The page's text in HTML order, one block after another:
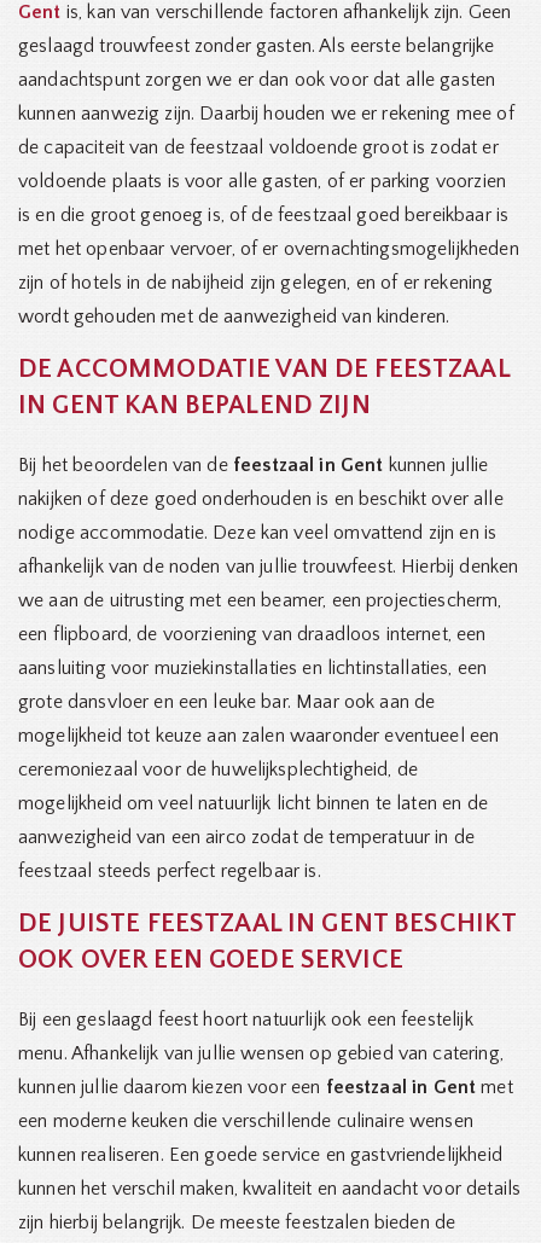
Gent is, kan van verschillende factoren afhankelijk zijn. Geen
geslaagd trouwfeest zonder gasten. Als eerste belangrijke
aandachtspunt zorgen we er dan ook voor dat alle gasten
kunnen aanwezig zijn. Daarbij houden we er rekening mee of
de capaciteit van de feestzaal voldoende groot is zodat er
voldoende plaats is voor alle gasten, of er parking voorzien
is en die groot genoeg is, of de feestzaal goed bereikbaar is
met het openbaar vervoer, of er overnachtingsmogelijkheden
zijn of hotels in de nabijheid zijn gelegen, en of er rekening
wordt gehouden met de aanwezigheid van kinderen.
DE ACCOMMODATIE VAN DE FEESTZAAL
IN GENT KAN BEPALEND ZIJN
Bij het beoordelen van de feestzaal in Gent kunnen jullie
nakijken of deze goed onderhouden is en beschikt over alle
nodige accommodatie. Deze kan veel omvattend zijn en is
afhankelijk van de noden van jullie trouwfeest. Hierbij denken
we aan de uitrusting met een beamer, een projectiescherm,
een flipboard, de voorziening van draadloos internet, een
aansluiting voor muziekinstallaties en lichtinstallaties, een
grote dansvloer en een leuke bar. Maar ook aan de
mogelijkheid tot keuze aan zalen waaronder eventueel een
ceremoniezaal voor de huwelijksplechtigheid, de
mogelijkheid om veel natuurlijk licht binnen te laten en de
aanwezigheid van een airco zodat de temperatuur in de
feestzaal steeds perfect regelbaar is.
DE JUISTE FEESTZAAL IN GENT BESCHIKT
OOK OVER EEN GOEDE SERVICE
Bij een geslaagd feest hoort natuurlijk ook een feestelijk
menu. Afhankelijk van jullie wensen op gebied van catering,
kunnen jullie daarom kiezen voor een feestzaal in Gent met
een moderne keuken die verschillende culinaire wensen
kunnen realiseren. Een goede service en gastvriendelijkheid
kunnen het verschil maken, kwaliteit en aandacht voor details
zijn hierbij belangrijk. De meeste feestzalen bieden de